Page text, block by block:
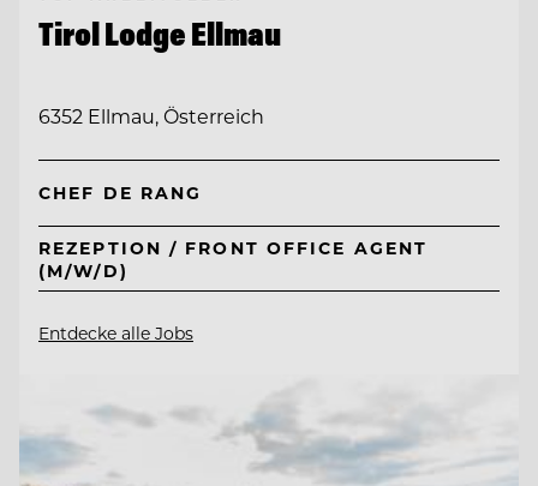
Tirol Lodge Ellmau
6352 Ellmau, Österreich
CHEF DE RANG
REZEPTION / FRONT OFFICE AGENT
(M/W/D)
Entdecke alle Jobs